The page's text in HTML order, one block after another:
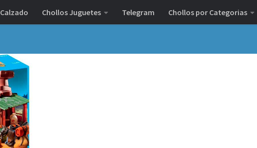
Calzado Chollos Juguetes Telegram Chollos por Categorias